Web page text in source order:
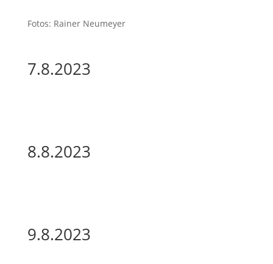
Fotos: Rainer Neumeyer
7.8.2023
8.8.2023
9.8.2023